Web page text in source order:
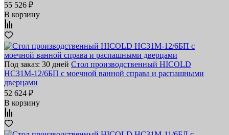
55 526 ₽
В корзину
Под заказ: 30 дней Стол производственный HICOLD
НСЗ1М-12/6БП с моечной ванной справа и распашными
дверцами
52 624 ₽
В корзину